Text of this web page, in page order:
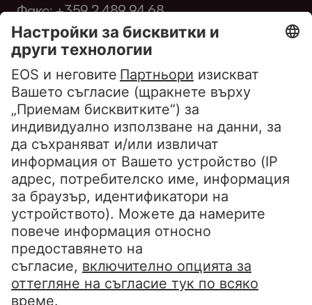
Факс: +359 2 489 94 68
infobg@eos-matrix.bg
FAQ